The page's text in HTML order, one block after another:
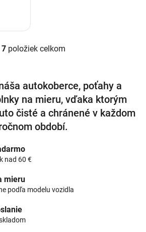
O
á
d
a
c
e
v
7položiek celkom
autokoberce, poťahy a
na mieru, vďaka ktorým
čisté a chránené v každom
období.
nad 60 €
mieru
podľa modelu vozidla